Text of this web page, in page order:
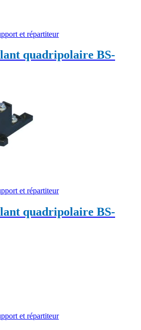
et répartiteur
quadripolaire BS-
et répartiteur
quadripolaire BS-
et répartiteur